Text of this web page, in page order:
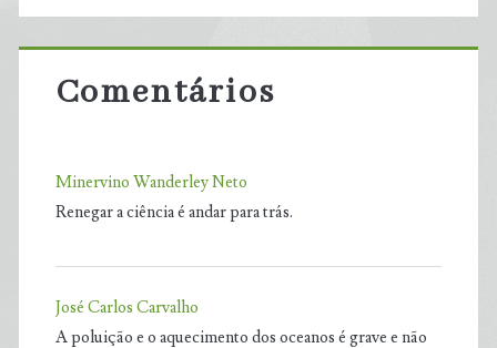
Comentários
Minervino Wanderley Neto
Renegar a ciência é andar para trás.
José Carlos Carvalho
A poluição e o aquecimento dos oceanos é grave e não